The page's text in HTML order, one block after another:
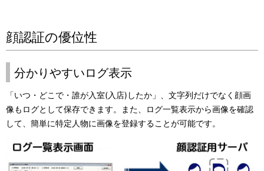
顔認証の優位性
分かりやすいログ表示
「いつ・どこで・誰が入室(入店)したか」、文字列だけでなく顔画
像もログとして保存できます。また、ログ一覧表示から画像を確認
して、簡単に特定人物に画像を登録することが可能です。